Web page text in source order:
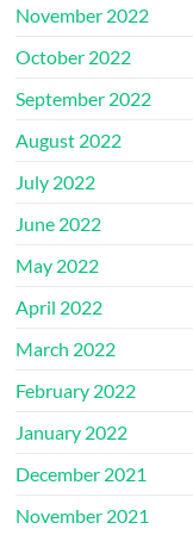
November 2022
October 2022
September 2022
August 2022
July 2022
June 2022
May 2022
April 2022
March 2022
February 2022
January 2022
December 2021
November 2021